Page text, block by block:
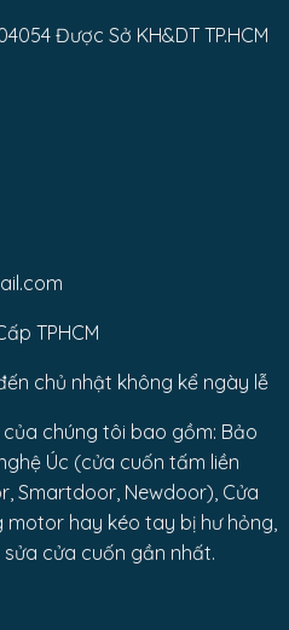
Được Sở KH&DT TP.HCM
TPHCM
chủ nhật không kể ngày lễ
chúng tôi bao gồm: Bảo
Úc (cửa cuốn tấm liền
Smartdoor, Newdoor), Cửa
motor hay kéo tay bị hư hỏng,
cửa cuốn gần nhất.